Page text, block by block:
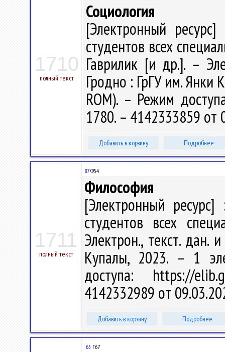
1710
полный текст
Социология
[Электронный
студентов всех
Гаврилик [и др.]. –
Гродно : ГрГУ им. Янки
ROM). – Режим
1780. – 4142333859 от
Добавить в корзину Подробнее
1711
полный текст
87Ф54
Философия
[Электронный ресурс]
студентов всех
Электрон., текст.
Купалы, 2023. – 1
доступа: https://
4142332989 от
Добавить в корзину Подробнее
65 Г67